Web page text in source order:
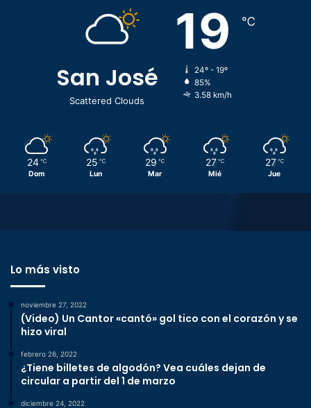
San José
Scattered Clouds
19 ℃
24º - 19º
85%
3.58 km/h
24 ℃
Dom
25 ℃
Lun
29 ℃
Mar
27 ℃
Mié
27 ℃
Jue
Lo más visto
noviembre 27, 2022
(Video) Un Cantor «cantó» gol tico con el corazón y se
hizo viral
febrero 26, 2022
¿Tiene billetes de algodón? Vea cuáles dejan de
circular a partir del 1 de marzo
diciembre 24, 2022